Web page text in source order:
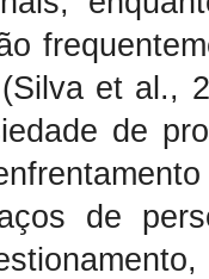
et al.,
de
de